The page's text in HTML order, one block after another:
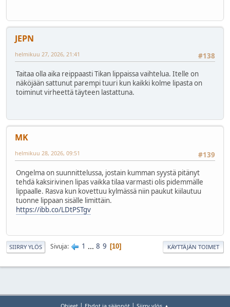
JEPN
#138
helmikuu 27, 2026, 21:41
Taitaa olla aika reippaasti Tikan lippaissa vaihtelua. Itelle on
näköjään sattunut parempi tuuri kun kaikki kolme lipasta on
toiminut virheettä täyteen lastattuna.
MK
#139
helmikuu 28, 2026, 09:51
Ongelma on suunnittelussa, jostain kumman syystä pitänyt
tehdä kaksirivinen lipas vaikka tilaa varmasti olis pidemmälle
lippaalle. Rasva kun kovettuu kylmässä niin paukut kiilautuu
tuonne lippaan sisälle limittäin.
https://ibb.co/LDtPSTgv
SIIRRY YLÖS Sivuja 1 ... 8 9 10 KÄYTTÄJÄN TOIMET